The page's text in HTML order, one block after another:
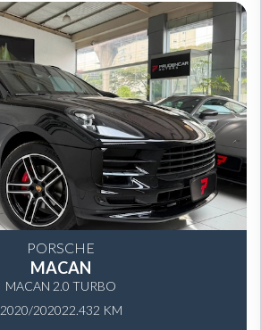
PORSCHE
MACAN
MACAN 2.0 TURBO
2020/202022.432 KM